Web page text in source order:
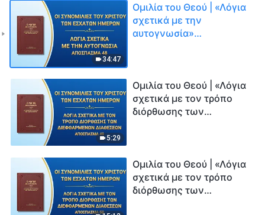
34:47
Ομιλία του Θεού | «Λόγια
σχετικά με την
αυτογνωσία»
5:29
Ομιλία του Θεού | «Λόγια
σχετικά με τον τρόπο
διόρθωσης των
Ομιλία του Θεού | «Λόγια
σχετικά με τον τρόπο
διόρθωσης των